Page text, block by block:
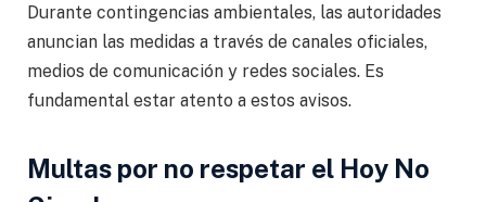
Durante contingencias ambientales, las autoridades
anuncian las medidas a través de canales oficiales,
medios de comunicación y redes sociales. Es
fundamental estar atento a estos avisos.
Multas por no respetar el Hoy No